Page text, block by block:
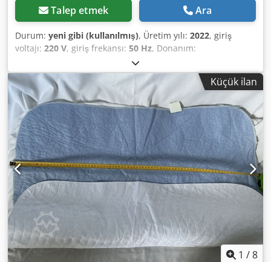
Talep etmek Ara
Durum: yeni gibi (kullanılmış), Üretim yılı: 2022, giriş
voltajı: 220 V, giriş frekansı: 50 Hz, Donanım:
, Tabancayla çok az çalışıldı.
Cedpfxozr I Scs Akvsrf
Küçük ilan
1 /8